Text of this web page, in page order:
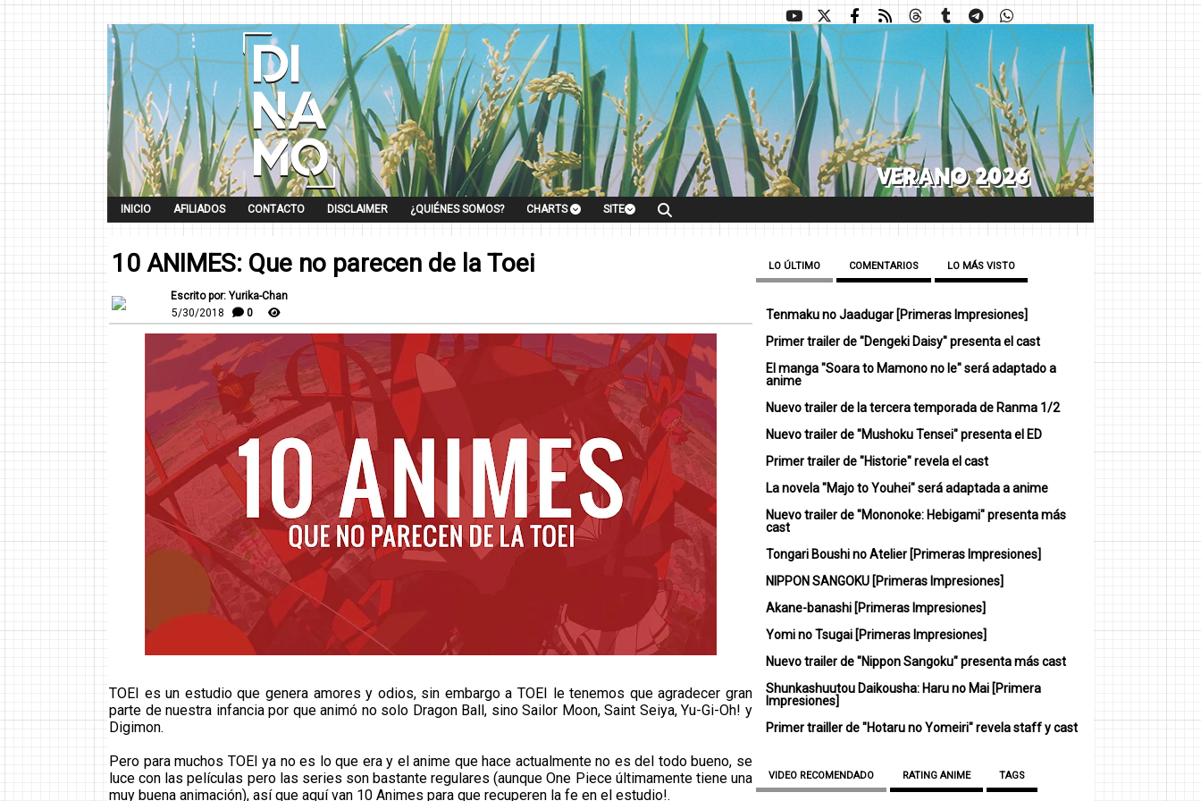
INICIO AFILIADOS CONTACTO DISCLAIMER ¿QUIÉNES SOMOS? CHARTS SITE
10 ANIMES: Que no parecen de la Toei
Escrito por: Yurika-Chan
5/30/2018
0
TOEI es un estudio que genera amores y odios, sin embargo a TOEI le tenemos que agradecer gran
parte de nuestra infancia por que animó no solo Dragon Ball, sino Sailor Moon, Saint Seiya, Yu-Gi-Oh! y
Digimon.
Pero para muchos TOEI ya no es lo que era y el anime que hace actualmente no es del todo bueno, se
luce con las películas pero las series son bastante regulares (aunque One Piece últimamente tiene una
muy buena animación), así que aquí van 10 Animes para que recuperen la fe en el estudio!.
LO ÚLTIMO COMENTARIOS LO MÁS VISTO
Tenmaku no Jaadugar [Primeras Impresiones]
Primer trailer de "Dengeki Daisy" presenta el cast
El manga "Soara to Mamono no Ie" será adaptado a
anime
Nuevo trailer de la tercera temporada de Ranma 1/2
Nuevo trailer de "Mushoku Tensei" presenta el ED
Primer trailer de "Historie" revela el cast
La novela "Majo to Youhei" será adaptada a anime
Nuevo trailer de "Mononoke: Hebigami" presenta más
cast
Tongari Boushi no Atelier [Primeras Impresiones]
NIPPON SANGOKU [Primeras Impresiones]
Akane-banashi [Primeras Impresiones]
Yomi no Tsugai [Primeras Impresiones]
Nuevo trailer de "Nippon Sangoku" presenta más cast
Shunkashuutou Daikousha: Haru no Mai [Primera
Impresiones]
Primer trailler de "Hotaru no Yomeiri" revela staff y cast
VIDEO RECOMENDADO RATING ANIME TAGS